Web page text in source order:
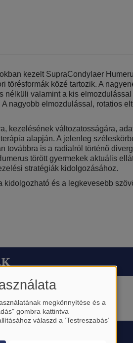
kezelt SupraCondylaer
törésformák közé tartozik. A
valamint a kis
nagyobb elmozdulással, rotatios
kezelésének változatosságára,
alapján. A jelenleg
továbbra is a radialról történő
törött gyermekek aktuális
stratégiák kidolgozásához.
és a legkevesebb
megkönnyítése és a
gombra kattintva
válaszd a ’Testreszabás’